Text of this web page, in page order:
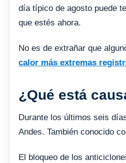
día típico de agosto puede
que estés ahora.
No es de extrañar que
calor más extremas
¿Qué está
Durante los últimos seis
Andes. También conocido
El bloqueo de los